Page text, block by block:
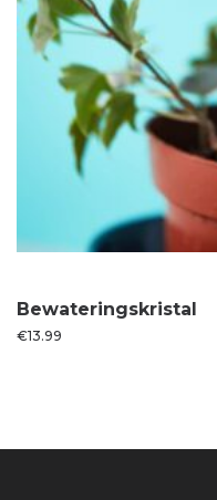
Bewateringskristal
€13.99